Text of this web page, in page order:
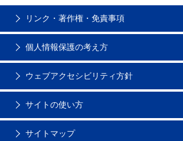
リンク・著作権・免責事項
個人情報保護の考え方
ウェブアクセシビリティ方針
サイトの使い方
サイトマップ